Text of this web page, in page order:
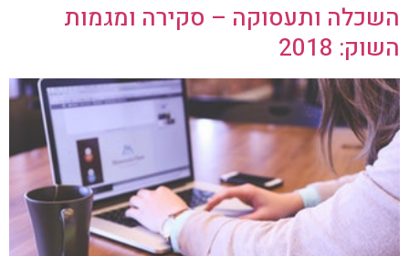
השכלה ותעסוקה – סקירה ומגמות
השוק: 2018